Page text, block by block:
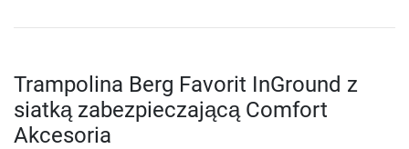
Trampolina Berg Favorit InGround z
siatką zabezpieczającą Comfort
Akcesoria